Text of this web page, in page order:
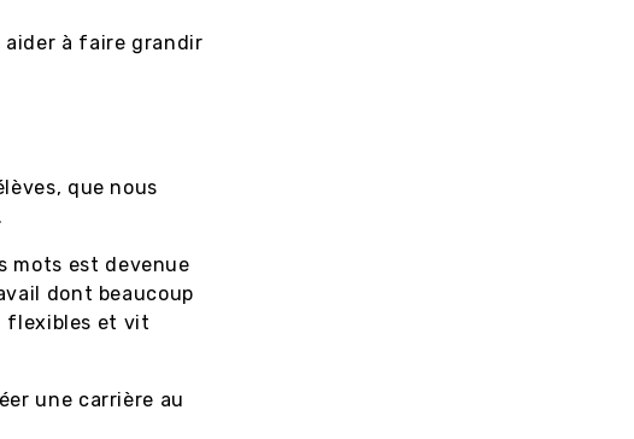
aider à faire grandir
que nous
mots est devenue
dont beaucoup
flexibles et vit
une carrière au